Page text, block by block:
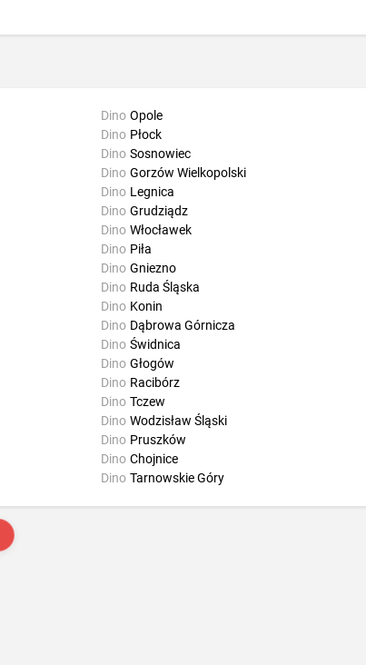
Dino Opole
Dino Płock
Dino Sosnowiec
Dino Gorzów Wielkopolski
Dino Legnica
Dino Grudziądz
Dino Włocławek
Dino Piła
Dino Gniezno
Dino Ruda Śląska
Dino Konin
Dino Dąbrowa Górnicza
Dino Świdnica
Dino Głogów
Dino Racibórz
Dino Tczew
Dino Wodzisław Śląski
Dino Pruszków
Dino Chojnice
Dino Tarnowskie Góry